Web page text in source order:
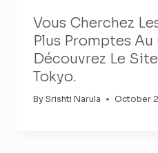
Vous Cherchez
Plus Promptes Au
Découvrez Le
Tokyo.
By Srishti Narula October